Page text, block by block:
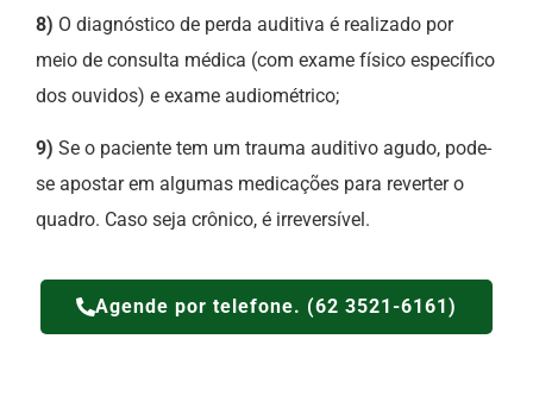
8) O diagnóstico de perda auditiva é realizado por
meio de consulta médica (com exame físico específico
dos ouvidos) e exame audiométrico;
9) Se o paciente tem um trauma auditivo agudo, pode-
se apostar em algumas medicações para reverter o
quadro. Caso seja crônico, é irreversível.
Agende por telefone. (62 3521-6161)